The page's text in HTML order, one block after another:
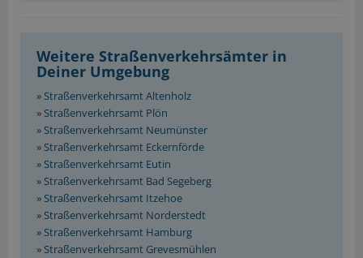
Weitere Straßenverkehrsämter in
Deiner Umgebung
» Straßenverkehrsamt Altenholz
» Straßenverkehrsamt Plön
» Straßenverkehrsamt Neumünster
» Straßenverkehrsamt Eckernförde
» Straßenverkehrsamt Eutin
» Straßenverkehrsamt Bad Segeberg
» Straßenverkehrsamt Itzehoe
» Straßenverkehrsamt Norderstedt
» Straßenverkehrsamt Hamburg
» Straßenverkehrsamt Grevesmühlen